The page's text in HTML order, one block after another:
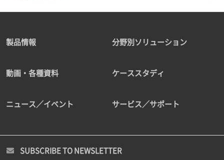
製品情報 分野別ソリューション
動画・各種資料 ケーススタディ
ニュース／イベント サービス／サポート
SUBSCRIBE TO NEWSLETTER